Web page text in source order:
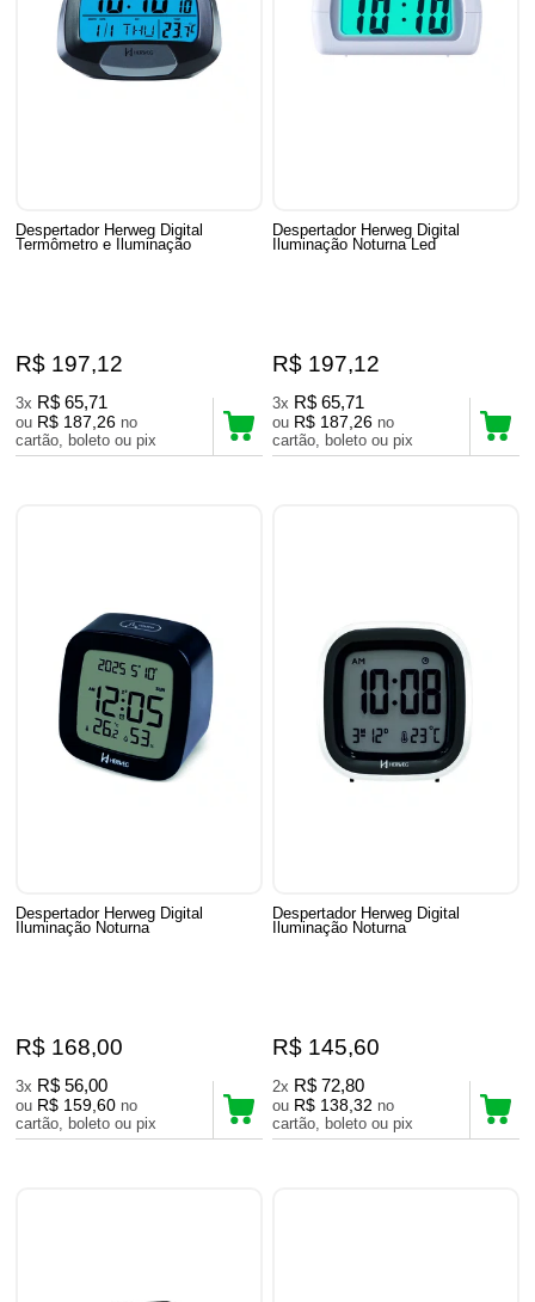
Despertador Herweg Digital
Termômetro e Iluminação
R$ 197,12
3x R$ 65,71
ou R$ 187,26 no
cartão, boleto ou pix
Despertador Herweg Digital
Iluminação Noturna Led
R$ 197,12
3x R$ 65,71
ou R$ 187,26 no
cartão, boleto ou pix
Despertador Herweg Digital
Iluminação Noturna
R$ 168,00
3x R$ 56,00
ou R$ 159,60 no
cartão, boleto ou pix
Despertador Herweg Digital
Iluminação Noturna
R$ 145,60
2x R$ 72,80
ou R$ 138,32 no
cartão, boleto ou pix